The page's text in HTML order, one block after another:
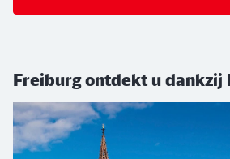
Freiburg ontdekt u dankzij